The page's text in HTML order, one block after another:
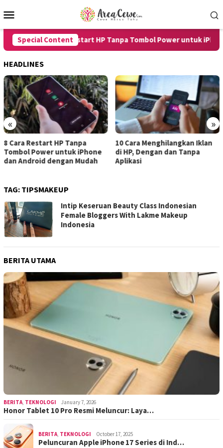
to
Menu
Special Content
8 Cara Restart HP Tanpa Tombol Power untuk iPhone
HEADLINES
« »
8 Cara Restart HP Tanpa
Tombol Power untuk iPhone
dan Android dengan Mudah
10 Cara Menghilangkan Iklan
di HP, Dengan dan Tanpa
Aplikasi
TAG: TIPSMAKEUP
Intip Keseruan Beauty Class Indonesian
Female Bloggers With Lakme Makeup
Indonesia
BERITA UTAMA
BERITA, TEKNOLOGI January 7, 2026
Honor Tablet 10 Pro Resmi Meluncur: Laya…
BERITA, TEKNOLOGI October 17, 2025
Peluncuran Apple iPhone 17 Series di Ind…